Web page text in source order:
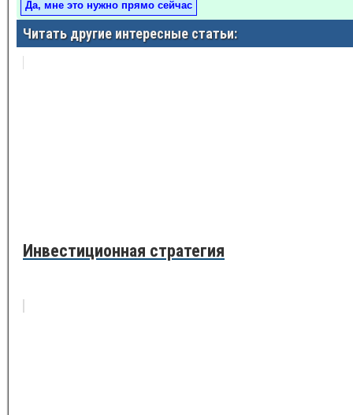
Читать другие интересные статьи:
Инвестиционная стратегия